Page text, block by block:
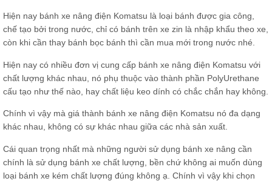
Hiện nay bánh xe nâng điện Komatsu là loại bánh được gia công,
chế tạo bởi trong nước, chỉ có bánh trên xe zin là nhập khẩu theo xe,
còn khi cần thay bánh bọc bánh thì cần mua mới trong nước nhé.
Hiện nay có nhiều đơn vị cung cấp bánh xe nâng điện Komatsu với
chất lượng khác nhau, nó phụ thuộc vào thành phần PolyUrethane
cấu tạo như thế nào, hay chất liệu keo dính có chắc chắn hay không.
Chính vì vậy mà giá thành bánh xe nâng điện Komatsu nó đa dạng
khác nhau, không có sự khác nhau giữa các nhà sản xuất.
Cái quan trọng nhất mà những người sử dụng bánh xe nâng cần
chính là sử dụng bánh xe chất lượng, bền chứ không ai muốn dùng
loại bánh xe kém chất lượng đúng không ạ. Chính vì vậy khi chọn